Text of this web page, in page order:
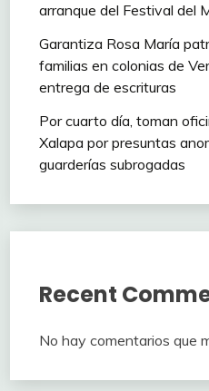
arranque del Festival del
Garantiza Rosa María
familias en colonias de
entrega de escrituras
Por cuarto día, toman
Xalapa por presuntas
guarderías subrogadas
Recent
No hay comentarios que